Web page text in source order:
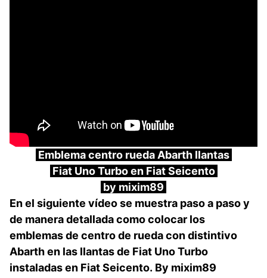
Emblema centro rueda Abarth llantas
Fiat Uno Turbo en Fiat Seicento
by mixim89
En el siguiente vídeo se muestra paso a paso y
de manera detallada como colocar los
emblemas de centro de rueda con distintivo
Abarth en las llantas de Fiat Uno Turbo
instaladas en Fiat Seicento. By mixim89